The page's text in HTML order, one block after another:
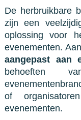
De herbruikbare
zijn een
oplossing voor
evenementen.
aangepast aan
behoeften
of
evenementen.